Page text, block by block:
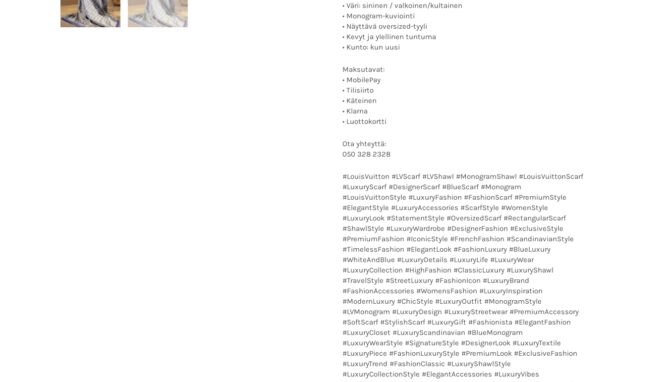
• Väri: sininen / valkoinen/kultainen
• Monogram-kuviointi
• Näyttävä oversized-tyyli
• Kevyt ja ylellinen tuntuma
• Kunto: kun uusi
Maksutavat:
• MobilePay
• Tilisiirto
• Käteinen
• Klarna
• Luottokortti
Ota yhteyttä:
050 328 2328
#LouisVuitton #LVScarf #LVShawl #MonogramShawl #LouisVuittonScarf
#LuxuryScarf #DesignerScarf #BlueScarf #Monogram
#LouisVuittonStyle #LuxuryFashion #FashionScarf #PremiumStyle
#ElegantStyle #LuxuryAccessories #ScarfStyle #WomenStyle
#LuxuryLook #StatementStyle #OversizedScarf #RectangularScarf
#ShawlStyle #LuxuryWardrobe #DesignerFashion #ExclusiveStyle
#PremiumFashion #IconicStyle #FrenchFashion #ScandinavianStyle
#TimelessFashion #ElegantLook #FashionLuxury #BlueLuxury
#WhiteAndBlue #LuxuryDetails #LuxuryLife #LuxuryWear
#LuxuryCollection #HighFashion #ClassicLuxury #LuxuryShawl
#TravelStyle #StreetLuxury #FashionIcon #LuxuryBrand
#FashionAccessories #WomensFashion #LuxuryInspiration
#ModernLuxury #ChicStyle #LuxuryOutfit #MonogramStyle
#LVMonogram #LuxuryDesign #LuxuryStreetwear #PremiumAccessory
#SoftScarf #StylishScarf #LuxuryGift #Fashionista #ElegantFashion
#LuxuryCloset #LuxuryScandinavian #BlueMonogram
#LuxuryWearStyle #SignatureStyle #DesignerLook #LuxuryTextile
#LuxuryPiece #FashionLuxuryStyle #PremiumLook #ExclusiveFashion
#LuxuryTrend #FashionClassic #LuxuryShawlStyle
#LuxuryCollectionStyle #ElegantAccessories #LuxuryVibes